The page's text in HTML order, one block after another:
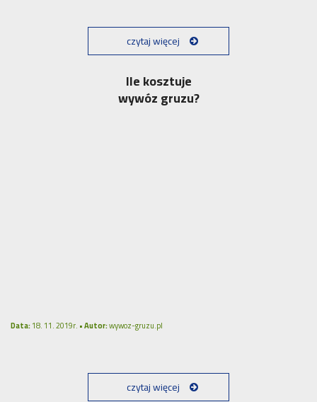
czytaj więcej
Ile kosztuje
wywóz gruzu?
Data:18. 11. 2019r. •Autor:wywoz-gruzu.pl
czytaj więcej